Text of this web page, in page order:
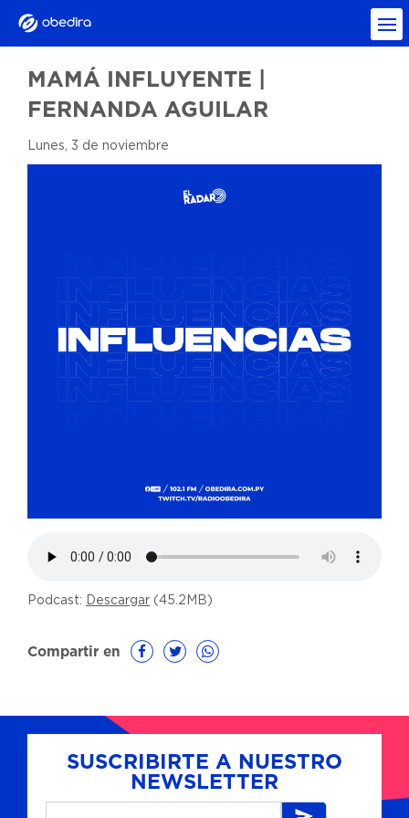
MAMÁ INFLUYENTE |
FERNANDA AGUILAR
Lunes, 3 de noviembre
Podcast: Descargar (45.2MB)
Compartir en
SUSCRIBIRTE A NUESTRO
NEWSLETTER